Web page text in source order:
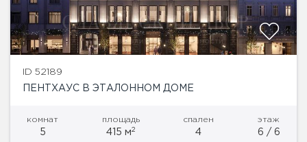
ID 52189
ПЕНТХАУС В ЭТАЛОННОМ ДОМЕ
комнат
5
площадь
415 м2
спален
4
этаж
6 / 6